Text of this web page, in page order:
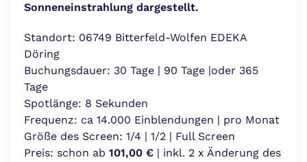
Sonneneinstrahlung dargestellt.
Standort: 06749 Bitterfeld-Wolfen EDEKA
Döring
Buchungsdauer: 30 Tage | 90 Tage |oder 365
Tage
Spotlänge: 8 Sekunden
Frequenz: ca 14.000 Einblendungen | pro Monat
Größe des Screen: 1/4 | 1/2 | Full Screen
Preis: schon ab 101,00 € | inkl. 2 x Änderung des